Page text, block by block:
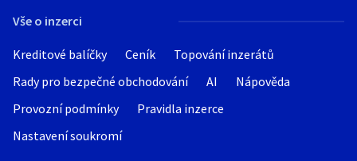
Vše o inzerci
Kreditové balíčky Ceník
Topování inzerátů
Rady pro bezpečné obchodování
AI
Nápověda
Provozní podmínky
Pravidla inzerce
Nastavení soukromí